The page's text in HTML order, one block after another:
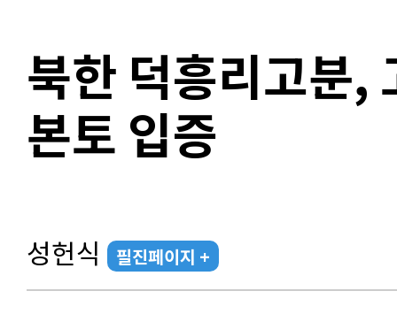
북한 덕흥리고분,
본토 입증
성헌식 필진페이지 +